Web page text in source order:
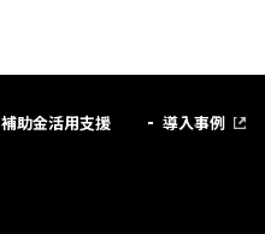
補助金活用支援 導入事例